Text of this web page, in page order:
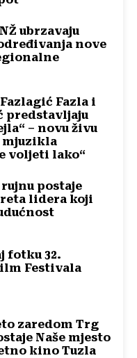
ubrzavaju
nove
Fazla i
predstavljaju
– novu živu
mjuzikla
voljeti lako“
rujnu postaje
lidera koji
fotku 32.
Festivala
zaredom Trg
Naše mjesto
kino Tuzla